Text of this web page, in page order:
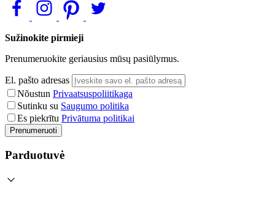
Sužinokite pirmieji
Prenumeruokite geriausius mūsų pasiūlymus.
El. pašto adresas
Nõustun Privaatsuspoliitikaga
Sutinku su Saugumo politika
Es piekrītu Privātuma politikai
Prenumeruoti
Parduotuvė